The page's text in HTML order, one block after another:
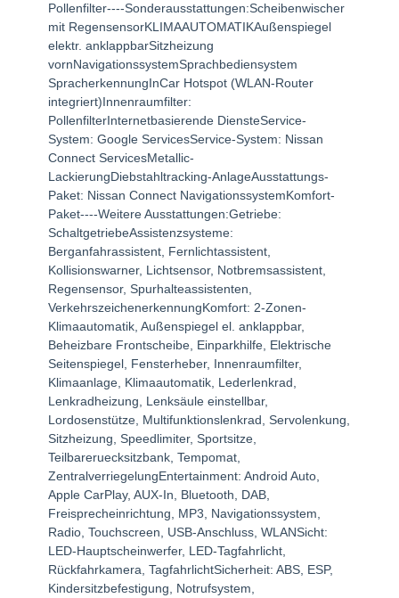
Pollenfilter----Sonderausstattungen:Scheibenwischer
mit RegensensorKLIMAAUTOMATIKAußenspiegel
elektr. anklappbarSitzheizung
vornNavigationssystemSprachbediensystem
SpracherkennungInCar Hotspot (WLAN-Router
integriert)Innenraumfilter:
PollenfilterInternetbasierende DiensteService-
System: Google ServicesService-System: Nissan
Connect ServicesMetallic-
LackierungDiebstahltracking-AnlageAusstattungs-
Paket: Nissan Connect NavigationssystemKomfort-
Paket----Weitere Ausstattungen:Getriebe:
SchaltgetriebeAssistenzsysteme:
Berganfahrassistent, Fernlichtassistent,
Kollisionswarner, Lichtsensor, Notbremsassistent,
Regensensor, Spurhalteassistenten,
VerkehrszeichenerkennungKomfort: 2-Zonen-
Klimaautomatik, Außenspiegel el. anklappbar,
Beheizbare Frontscheibe, Einparkhilfe, Elektrische
Seitenspiegel, Fensterheber, Innenraumfilter,
Klimaanlage, Klimaautomatik, Lederlenkrad,
Lenkradheizung, Lenksäule einstellbar,
Lordosenstütze, Multifunktionslenkrad, Servolenkung,
Sitzheizung, Speedlimiter, Sportsitze,
Teilbareruecksitzbank, Tempomat,
ZentralverriegelungEntertainment: Android Auto,
Apple CarPlay, AUX-In, Bluetooth, DAB,
Freisprecheinrichtung, MP3, Navigationssystem,
Radio, Touchscreen, USB-Anschluss, WLANSicht:
LED-Hauptscheinwerfer, LED-Tagfahrlicht,
Rückfahrkamera, TagfahrlichtSicherheit: ABS, ESP,
Kindersitzbefestigung, Notrufsystem,